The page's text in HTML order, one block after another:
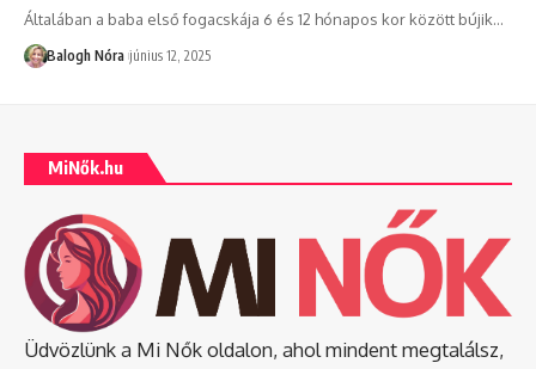
Általában a baba első fogacskája 6 és 12 hónapos kor között bújik…
Balogh Nóra június 12, 2025
MiNők.hu
Üdvözlünk a Mi Nők oldalon, ahol mindent megtalálsz,